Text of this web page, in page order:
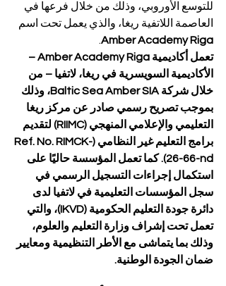
للتوسع الأوروبي، وذلك من خلال فرعها في
العاصمة اللاتفية ريغا، والذي يعمل تحت اسم
Amber Academy Riga
تعمل أكاديمية Amber Academy Riga –
الأكاديمية السويسرية في ريغا، لاتفيا – من
خلال شركة Baltic Sea Amber SIA، وذلك
بموجب تصريح رسمي صادر عن مركز ريغا
التعليمي والإعلامي المنهجي (RIIMC) لتقديم
برامج التعليم غير النظامي (Ref. No. RIMCK-
26-66-nd). كما تعمل المؤسسة حاليًا على
استكمال إجراءات التسجيل الرسمي في
سجل المؤسسات التعليمية في لاتفيا لدى
دائرة جودة التعليم الحكومية (IKVD)، والتي
تعمل تحت إشراف وزارة التعليم والعلوم،
وذلك بما يتماشى مع الأطر التنظيمية ومعايير
ضمان الجودة الوطنية.